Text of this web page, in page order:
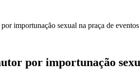
importunação sexual na praça de eventos
por importunação